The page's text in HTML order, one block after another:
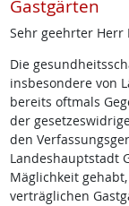
Gastgärten
Sehr geehrter Herr
Die
insbesondere von
bereits oftmals
der
den
Landeshauptstadt
Mäglichkeit
verträglichen